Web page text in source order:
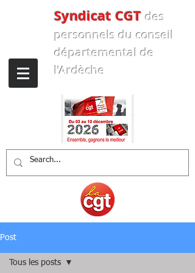
Syndicat CGT des
personnels du conseil
départemental de
l'Ardèche
Post
Tous les posts